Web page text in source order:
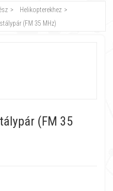
Helikopterekhez
(FM 35 MHz)
(FM 35